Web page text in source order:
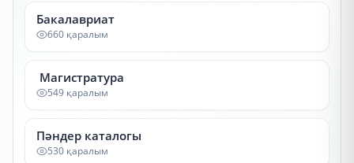
Бакалавриат
660 қаралым
Магистратура
549 қаралым
Пәндер каталогы
530 қаралым